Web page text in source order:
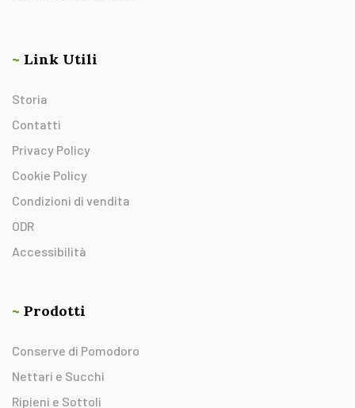
~ Link Utili
Storia
Contatti
Privacy Policy
Cookie Policy
Condizioni di vendita
ODR
Accessibilità
~ Prodotti
Conserve di Pomodoro
Nettari e Succhi
Ripieni e Sottoli